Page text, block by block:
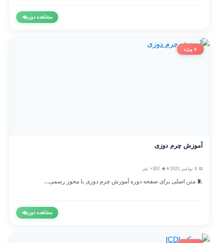
مشاهده دوره◀
⭐ ویژه
آموزش چرم دوزی
👨‍🎓 302+ نفر
🧵 متن اصلی برای صفحه دوره آموزش چرم دوزی با مجوز رسمی...
مشاهده دوره◀